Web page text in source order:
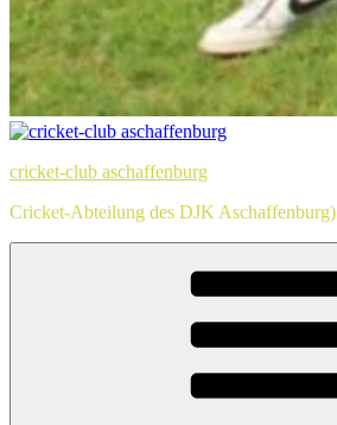
cricket-club aschaffenburg
Cricket-Abteilung des DJK Aschaffenburg)